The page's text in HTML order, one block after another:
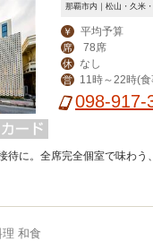
那覇市内｜松山・久米
￥ 平均予算
席 78席
休 なし
営
11時～22時(
クL.O.21:30)※11
098-917-
待に。全席完全個室で味わう
和食